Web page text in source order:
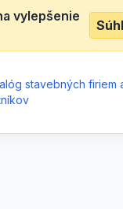
vylepšenie
stavebných firiem